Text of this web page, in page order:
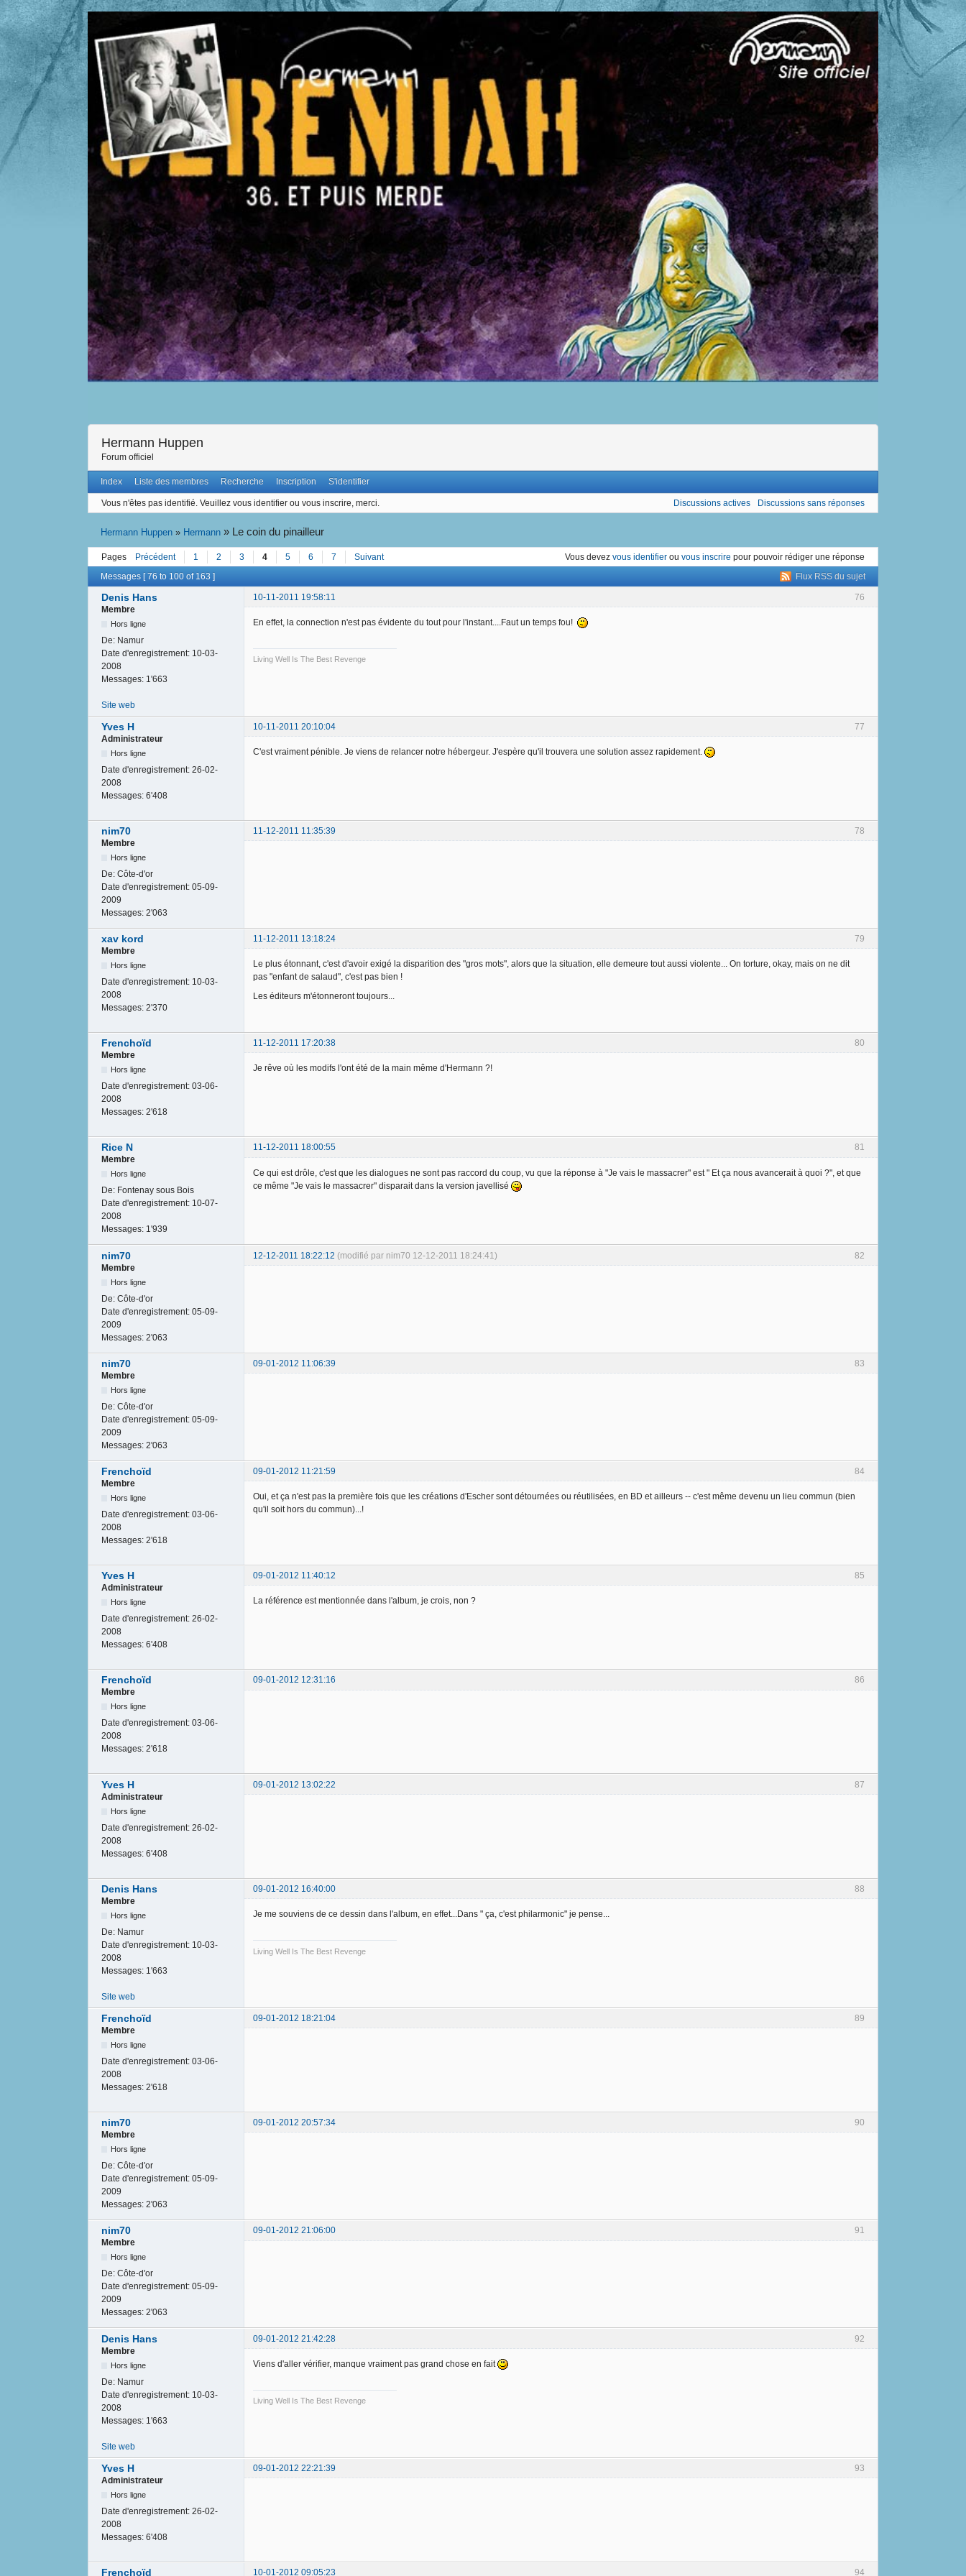
Hermann Huppen
Forum officiel
Index Liste des membres Recherche Inscription S'identifier
Vous n'êtes pas identifié. Veuillez vous identifier ou vous inscrire, merci. Discussions actives Discussions sans réponses
Hermann Huppen » Hermann » Le coin du pinailleur
Pages Précédent 1 2 3 4 5 6 7 Suivant Vous devez vous identifier ou vous inscrire pour pouvoir rédiger une réponse
Flux RSS du sujet
Messages [ 76 to 100 of 163 ]
76
Denis Hans
10-11-2011 19:58:11
Membre
Hors ligne
De: Namur
Date d'enregistrement: 10-03-
2008
Messages: 1'663
En effet, la connection n'est pas évidente du tout pour l'instant....Faut un temps fou!
Living Well Is The Best Revenge
Site web
77
Yves H
10-11-2011 20:10:04
Administrateur
Hors ligne
Date d'enregistrement: 26-02-
2008
Messages: 6'408
C'est vraiment pénible. Je viens de relancer notre hébergeur. J'espère qu'il trouvera une solution assez rapidement.
78
nim70
11-12-2011 11:35:39
Membre
Hors ligne
De: Côte-d'or
Date d'enregistrement: 05-09-
2009
Messages: 2'063
79
xav kord
11-12-2011 13:18:24
Membre
Hors ligne
Date d'enregistrement: 10-03-
2008
Messages: 2'370
Le plus étonnant, c'est d'avoir exigé la disparition des "gros mots", alors que la situation, elle demeure tout aussi violente... On torture, okay, mais on ne dit
pas "enfant de salaud", c'est pas bien !
Les éditeurs m'étonneront toujours...
80
Frenchoïd
11-12-2011 17:20:38
Membre
Hors ligne
Date d'enregistrement: 03-06-
2008
Messages: 2'618
Je rêve où les modifs l'ont été de la main même d'Hermann ?!
81
Rice N
11-12-2011 18:00:55
Membre
Hors ligne
De: Fontenay sous Bois
Date d'enregistrement: 10-07-
2008
Messages: 1'939
Ce qui est drôle, c'est que les dialogues ne sont pas raccord du coup, vu que la réponse à "Je vais le massacrer" est " Et ça nous avancerait à quoi ?", et que
ce même "Je vais le massacrer" disparait dans la version javellisé
82
nim70 12-12-2011 18:22:12 (modifié par nim70 12-12-2011 18:24:41)
Membre
Hors ligne
De: Côte-d'or
Date d'enregistrement: 05-09-
2009
Messages: 2'063
83
nim70
09-01-2012 11:06:39
Membre
Hors ligne
De: Côte-d'or
Date d'enregistrement: 05-09-
2009
Messages: 2'063
84
Frenchoïd
09-01-2012 11:21:59
Membre
Hors ligne
Date d'enregistrement: 03-06-
2008
Messages: 2'618
Oui, et ça n'est pas la première fois que les créations d'Escher sont détournées ou réutilisées, en BD et ailleurs -- c'est même devenu un lieu commun (bien
qu'il soit hors du commun)...!
85
Yves H
09-01-2012 11:40:12
Administrateur
Hors ligne
Date d'enregistrement: 26-02-
2008
Messages: 6'408
La référence est mentionnée dans l'album, je crois, non ?
86
Frenchoïd
09-01-2012 12:31:16
Membre
Hors ligne
Date d'enregistrement: 03-06-
2008
Messages: 2'618
87
Yves H
09-01-2012 13:02:22
Administrateur
Hors ligne
Date d'enregistrement: 26-02-
2008
Messages: 6'408
88
Denis Hans
09-01-2012 16:40:00
Membre
Hors ligne
De: Namur
Date d'enregistrement: 10-03-
2008
Messages: 1'663
Je me souviens de ce dessin dans l'album, en effet...Dans " ça, c'est philarmonic" je pense...
Living Well Is The Best Revenge
Site web
89
Frenchoïd
09-01-2012 18:21:04
Membre
Hors ligne
Date d'enregistrement: 03-06-
2008
Messages: 2'618
90
nim70
09-01-2012 20:57:34
Membre
Hors ligne
De: Côte-d'or
Date d'enregistrement: 05-09-
2009
Messages: 2'063
91
nim70
09-01-2012 21:06:00
Membre
Hors ligne
De: Côte-d'or
Date d'enregistrement: 05-09-
2009
Messages: 2'063
92
Denis Hans
09-01-2012 21:42:28
Membre
Hors ligne
De: Namur
Date d'enregistrement: 10-03-
2008
Messages: 1'663
Viens d'aller vérifier, manque vraiment pas grand chose en fait
Living Well Is The Best Revenge
Site web
93
Yves H
09-01-2012 22:21:39
Administrateur
Hors ligne
Date d'enregistrement: 26-02-
2008
Messages: 6'408
94
Frenchoïd 10-01-2012 09:05:23